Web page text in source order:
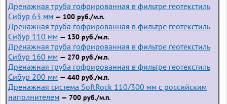
Дренажная труба гофрированная в фильтре геотекстиль
Сибур 63 мм — 100 руб./м.п.
Дренажная труба гофрированная в фильтре геотекстиль
Сибур 110 мм — 130 руб./м.п.
Дренажная труба гофрированная в фильтре геотекстиль
Сибур 160 мм — 270 руб./м.п.
Дренажная труба гофрированная в фильтре геотекстиль
Сибур 200 мм — 440 руб./м.п.
Дренажная система SoftRock 110/300 мм с российским
наполнителем — 700 руб./м.п.